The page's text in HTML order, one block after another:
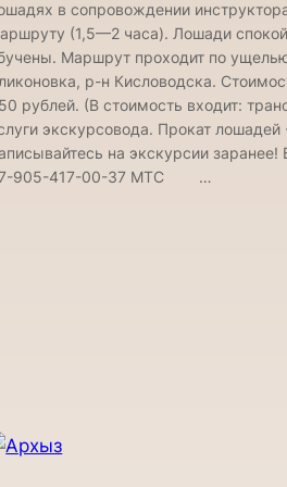
в сопровождении
(1,5—2 часа). Лошади
Маршрут проходит по
р-н Кисловодска.
рублей. (В стоимость входит:
экскурсовода. Прокат
на экскурсии
905-417-00-37 МТС …